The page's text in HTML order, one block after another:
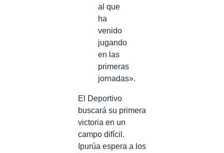
al que
ha
venido
jugando
en las
primeras
jornadas».
El Deportivo
buscará su primera
victoria en un
campo difícil.
Ipurúa espera a los